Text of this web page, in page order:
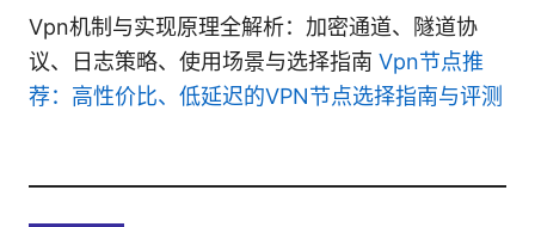
Vpn机制与实现原理全解析：加密通道、隧道协
议、日志策略、使用场景与选择指南 Vpn节点推
荐：高性价比、低延迟的VPN节点选择指南与评测